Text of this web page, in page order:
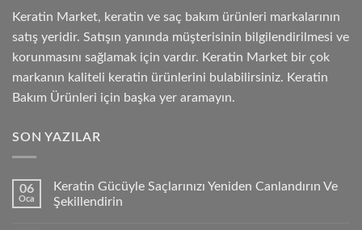
Keratin Market, keratin ve saç bakım ürünleri markalarının
satış yeridir. Satışın yanında müşterisinin bilgilendirilmesi ve
korunmasını sağlamak için vardır. Keratin Market bir çok
markanın kaliteli keratin ürünlerini bulabilirsiniz. Keratin
Bakım Ürünleri için başka yer aramayın.
SON YAZILAR
06
Oca
Keratin Gücüyle Saçlarınızı Yeniden Canlandırın Ve
Şekillendirin